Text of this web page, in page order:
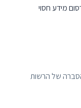
מידע חסוי
של הרשות